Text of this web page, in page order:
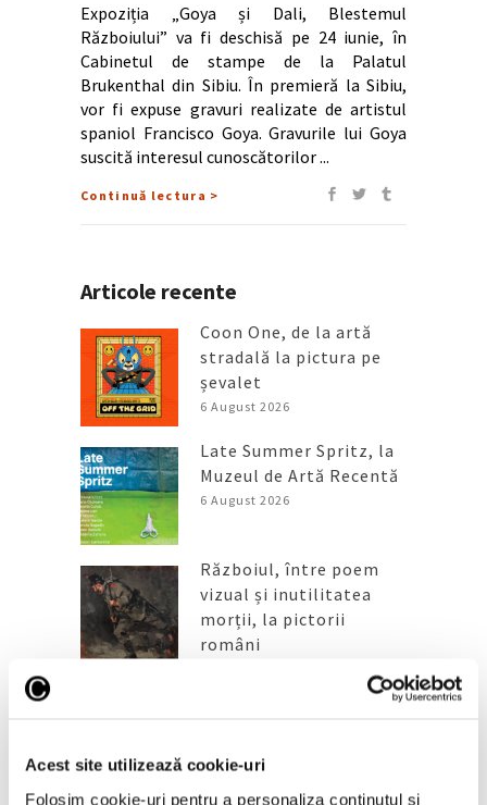
Acest site utilizează cookie-uri
Folosim cookie-uri pentru a personaliza conținutul și
Expoziția „Goya și Dali, Blestemul
Războiului” va fi deschisă pe 24 iunie, în
Cabinetul de stampe de la Palatul
Brukenthal din Sibiu. În premieră la Sibiu,
vor fi expuse gravuri realizate de artistul
spaniol Francisco Goya. Gravurile lui Goya
suscită interesul cunoscătorilor
Continuă lectura >
Articole recente
Coon One, de la artă
stradală la pictura pe
șevalet
6 August 2026
Late Summer Spritz, la
Muzeul de Artă Recentă
6 August 2026
Războiul, între poem
vizual și inutilitatea
morții, la pictorii
români